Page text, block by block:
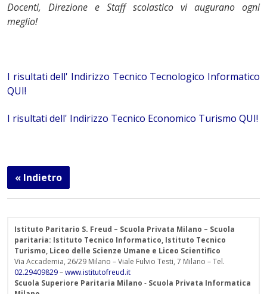
Docenti, Direzione e Staff scolastico vi augurano ogni
meglio!
I risultati dell' Indirizzo Tecnico Tecnologico Informatico
QUI!
I risultati dell' Indirizzo Tecnico Economico Turismo QUI!
« Indietro
Istituto Paritario S. Freud – Scuola Privata Milano – Scuola
paritaria: Istituto Tecnico Informatico, Istituto Tecnico
Turismo, Liceo delle Scienze Umane e Liceo Scientifico
Via Accademia, 26/29 Milano – Viale Fulvio Testi, 7 Milano – Tel.
02.29409829–www.istitutofreud.it
Scuola Superiore Paritaria Milano - Scuola Privata Informatica